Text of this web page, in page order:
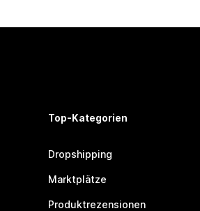
Top-Kategorien
Dropshipping
Marktplätze
Produktrezensionen